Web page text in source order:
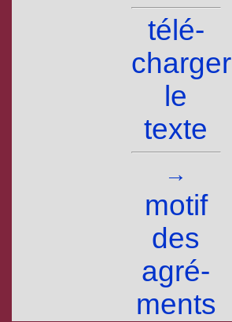
télé­
charger
le
texte
→
motif
des
agré­
ments